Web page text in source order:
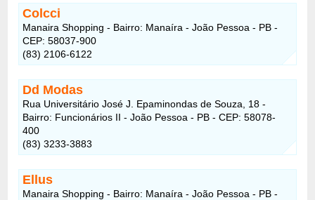
Colcci
Manaira Shopping - Bairro: Manaíra - João Pessoa - PB -
CEP: 58037-900
(83) 2106-6122
Dd Modas
Rua Universitário José J. Epaminondas de Souza, 18 -
Bairro: Funcionários II - João Pessoa - PB - CEP: 58078-
400
(83) 3233-3883
Ellus
Manaira Shopping - Bairro: Manaíra - João Pessoa - PB -